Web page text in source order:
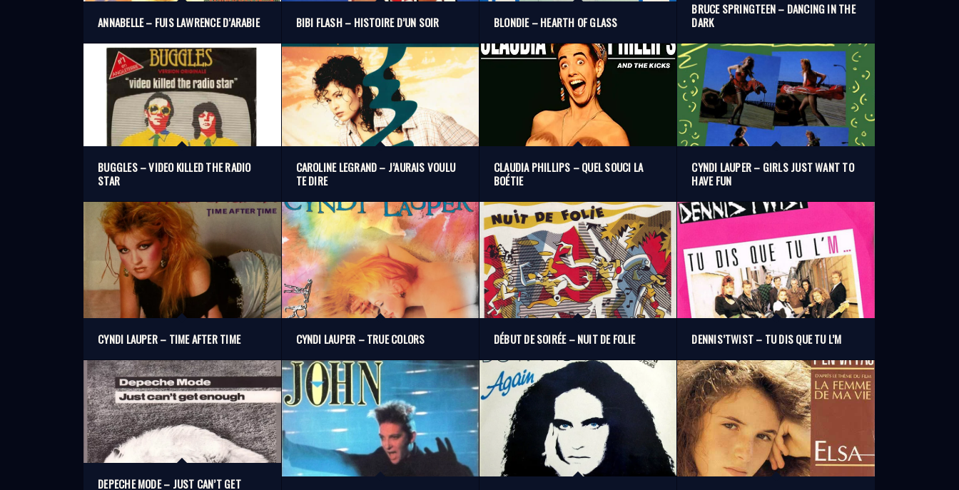
ANNABELLE – FUIS LAWRENCE D’ARABIE BIBI FLASH – HISTOIRE D’UN SOIR BLONDIE – HEARTH OF GLASS
BRUCE SPRINGTEEN – DANCING IN THE
DARK
BUGGLES – VIDEO KILLED THE RADIO
STAR
CAROLINE LEGRAND – J’AURAIS VOULU
TE DIRE
CLAUDIA PHILLIPS – QUEL SOUCI LA
BOÉTIE
CYNDI LAUPER – GIRLS JUST WANT TO
HAVE FUN
CYNDI LAUPER – TIME AFTER TIME CYNDI LAUPER – TRUE COLORS DÉBUT DE SOIRÉE – NUIT DE FOLIE DENNIS’TWIST – TU DIS QUE TU L’M
DEPECHE MODE – JUST CAN’T GET